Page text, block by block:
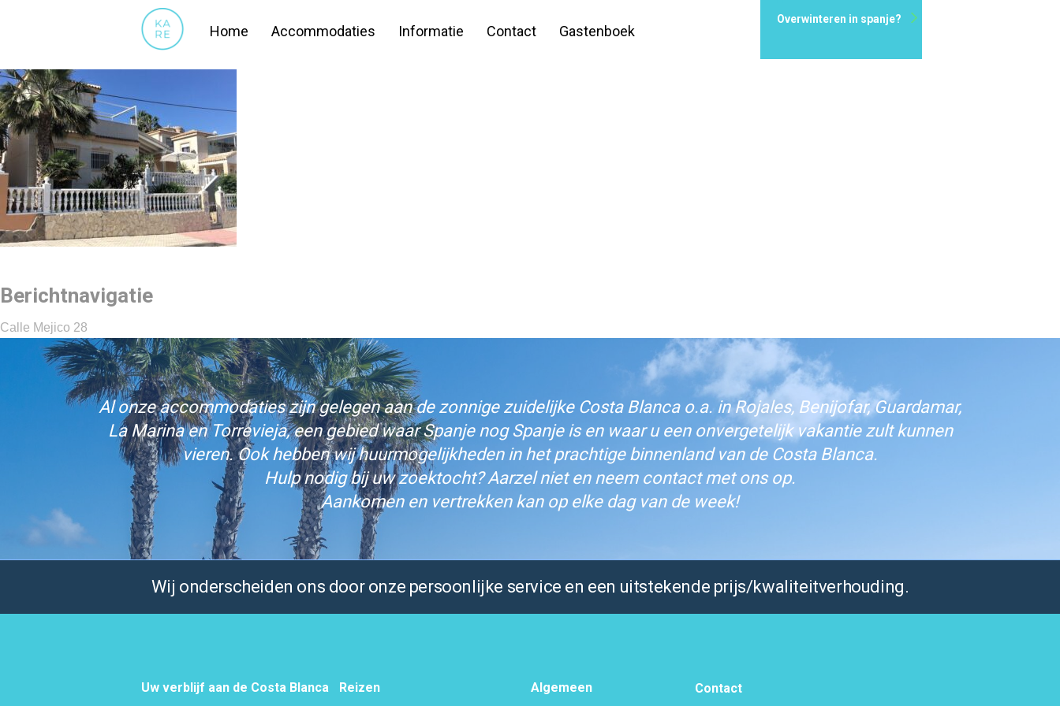
Home Accommodaties Informatie Contact Gastenboek
Overwinteren in spanje?
Berichtnavigatie
Calle Mejico 28
Al onze accommodaties zijn gelegen aan de zonnige zuidelijke Costa Blanca o.a. in Rojales, Benijofar, Guardamar,
La Marina en Torrevieja, een gebied waar Spanje nog Spanje is en waar u een onvergetelijk vakantie zult kunnen
vieren. Ook hebben wij huurmogelijkheden in het prachtige binnenland van de Costa Blanca.
Hulp nodig bij uw zoektocht? Aarzel niet en neem contact met ons op.
Aankomen en vertrekken kan op elke dag van de week!
Wij onderscheiden ons door onze persoonlijke service en een uitstekende prijs/kwaliteitverhouding.
Uw verblijf aan de Costa Blanca Reizen Algemeen Contact